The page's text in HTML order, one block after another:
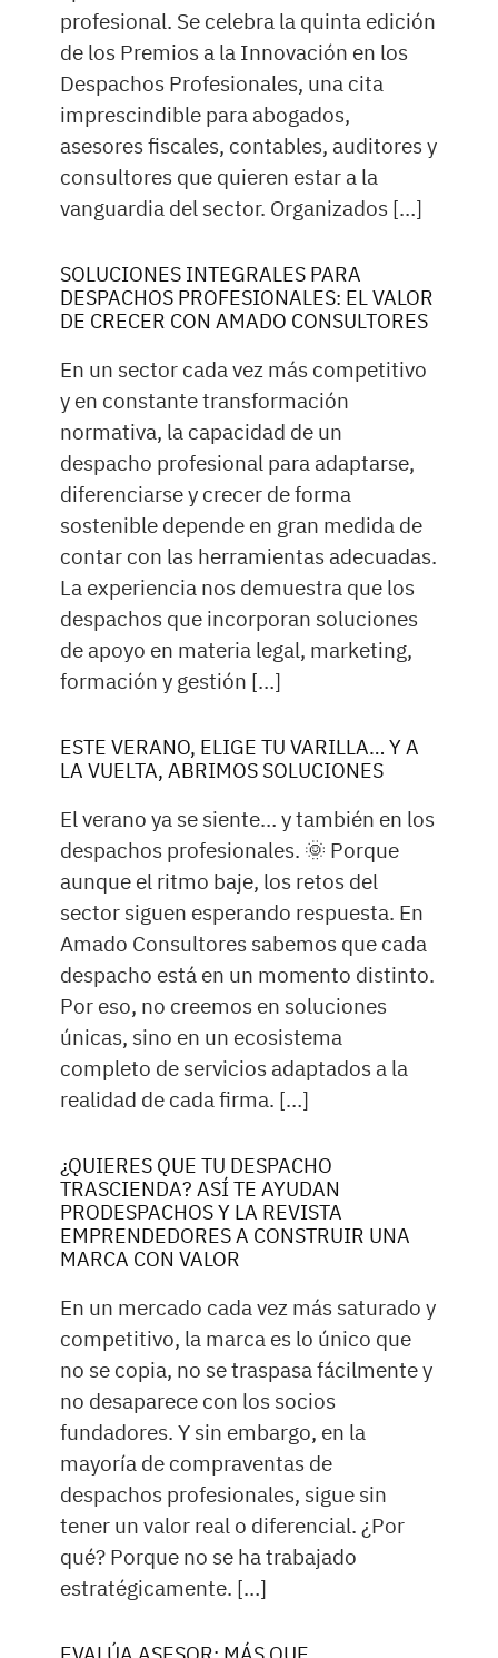
profesional. Se celebra la quinta edición
de los Premios a la Innovación en los
Despachos Profesionales, una cita
imprescindible para abogados,
asesores fiscales, contables, auditores y
consultores que quieren estar a la
vanguardia del sector. Organizados […]
SOLUCIONES INTEGRALES PARA
DESPACHOS PROFESIONALES: EL VALOR
DE CRECER CON AMADO CONSULTORES
En un sector cada vez más competitivo
y en constante transformación
normativa, la capacidad de un
despacho profesional para adaptarse,
diferenciarse y crecer de forma
sostenible depende en gran medida de
contar con las herramientas adecuadas.
La experiencia nos demuestra que los
despachos que incorporan soluciones
de apoyo en materia legal, marketing,
formación y gestión […]
ESTE VERANO, ELIGE TU VARILLA… Y A
LA VUELTA, ABRIMOS SOLUCIONES
El verano ya se siente… y también en los
despachos profesionales. 🌞 Porque
aunque el ritmo baje, los retos del
sector siguen esperando respuesta. En
Amado Consultores sabemos que cada
despacho está en un momento distinto.
Por eso, no creemos en soluciones
únicas, sino en un ecosistema
completo de servicios adaptados a la
realidad de cada firma. […]
¿QUIERES QUE TU DESPACHO
TRASCIENDA? ASÍ TE AYUDAN
PRODESPACHOS Y LA REVISTA
EMPRENDEDORES A CONSTRUIR UNA
MARCA CON VALOR
En un mercado cada vez más saturado y
competitivo, la marca es lo único que
no se copia, no se traspasa fácilmente y
no desaparece con los socios
fundadores. Y sin embargo, en la
mayoría de compraventas de
despachos profesionales, sigue sin
tener un valor real o diferencial. ¿Por
qué? Porque no se ha trabajado
estratégicamente. […]